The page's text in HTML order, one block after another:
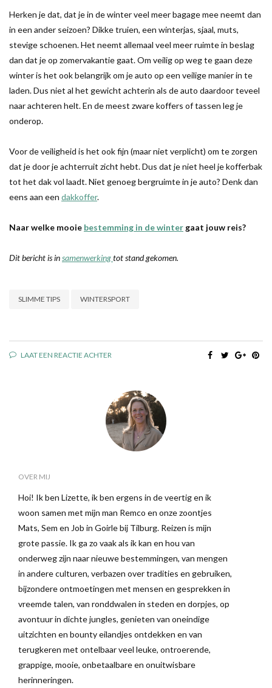
Herken je dat, dat je in de winter veel meer bagage mee neemt dan
in een ander seizoen? Dikke truien, een winterjas, sjaal, muts,
stevige schoenen. Het neemt allemaal veel meer ruimte in beslag
dan dat je op zomervakantie gaat. Om veilig op weg te gaan deze
winter is het ook belangrijk om je auto op een veilige manier in te
laden. Dus niet al het gewicht achterin als de auto daardoor teveel
naar achteren helt. En de meest zware koffers of tassen leg je
onderop.
Voor de veiligheid is het ook fijn (maar niet verplicht) om te zorgen
dat je door je achterruit zicht hebt. Dus dat je niet heel je kofferbak
tot het dak vol laadt. Niet genoeg bergruimte in je auto? Denk dan
eens aan een dakkoffer.
Naar welke mooie bestemming in de winter gaat jouw reis?
Dit bericht is insamenwerkingtot stand gekomen.
SLIMME TIPS WINTERSPORT
LAAT EEN REACTIE ACHTER
OVER MIJ
Hoi! Ik ben Lizette, ik ben ergens in de veertig en ik
woon samen met mijn man Remco en onze zoontjes
Mats, Sem en Job in Goirle bij Tilburg. Reizen is mijn
grote passie. Ik ga zo vaak als ik kan en hou van
onderweg zijn naar nieuwe bestemmingen, van mengen
in andere culturen, verbazen over tradities en gebruiken,
bijzondere ontmoetingen met mensen en gesprekken in
vreemde talen, van ronddwalen in steden en dorpjes, op
avontuur in dichte jungles, genieten van oneindige
uitzichten en bounty eilandjes ontdekken en van
terugkeren met ontelbaar veel leuke, ontroerende,
grappige, mooie, onbetaalbare en onuitwisbare
herinneringen.